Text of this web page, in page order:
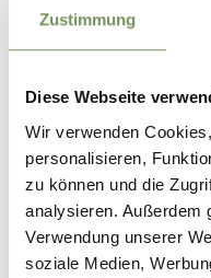
Zustimmung
Diese Webseite
Wir verwenden
personalisieren,
zu können und die
analysieren. Außerdem
Verwendung unserer
soziale Medien,
INDIVIDUAL
SEARCH